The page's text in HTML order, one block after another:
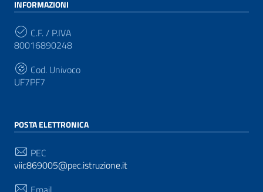
INFORMAZIONI
C.F. / P.IVA
80016890248
Cod. Univoco
UF7PF7
POSTA ELETTRONICA
PEC
viic869005@pec.istruzione.it